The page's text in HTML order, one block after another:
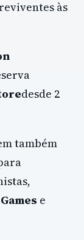
às
desde 2
também
e